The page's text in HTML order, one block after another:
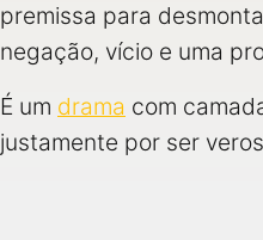
premissa para
negação, vício e uma
É um drama com
justamente por ser